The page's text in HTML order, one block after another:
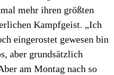
mehr ihren größten
Kampfgeist. „Ich
eingerostet gewesen bin
aber grundsätzlich
am Montag nach so